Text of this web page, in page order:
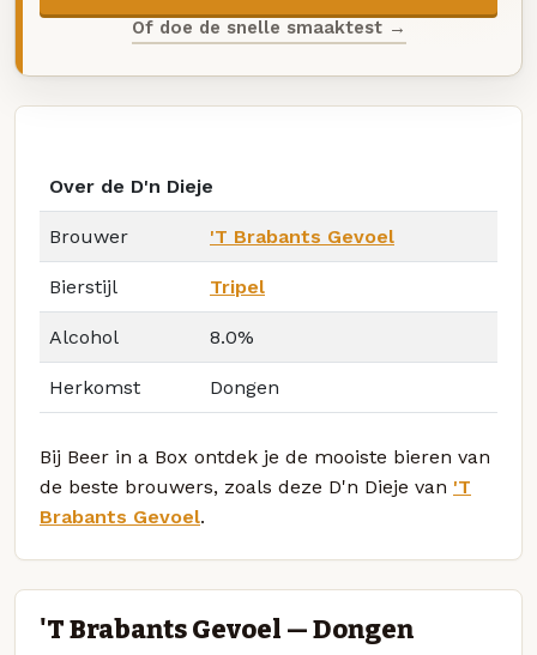
Of doe de snelle smaaktest →
Over de D'n Dieje
Brouwer 'T Brabants Gevoel
Bierstijl Tripel
Alcohol 8.0%
Herkomst Dongen
Bij Beer in a Box ontdek je de mooiste bieren van
de beste brouwers, zoals deze D'n Dieje van 'T
Brabants Gevoel.
'T Brabants Gevoel — Dongen